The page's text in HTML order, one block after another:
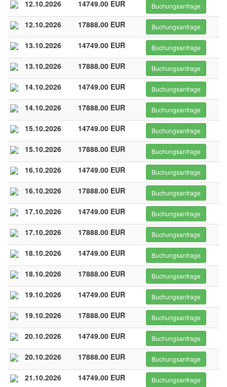
12.10.2026 14749.00 EUR Buchungsanfrage
12.10.2026 17888.00 EUR Buchungsanfrage
13.10.2026 14749.00 EUR Buchungsanfrage
13.10.2026 17888.00 EUR Buchungsanfrage
14.10.2026 14749.00 EUR Buchungsanfrage
14.10.2026 17888.00 EUR Buchungsanfrage
15.10.2026 14749.00 EUR Buchungsanfrage
15.10.2026 17888.00 EUR Buchungsanfrage
16.10.2026 14749.00 EUR Buchungsanfrage
16.10.2026 17888.00 EUR Buchungsanfrage
17.10.2026 14749.00 EUR Buchungsanfrage
17.10.2026 17888.00 EUR Buchungsanfrage
18.10.2026 14749.00 EUR Buchungsanfrage
18.10.2026 17888.00 EUR Buchungsanfrage
19.10.2026 14749.00 EUR Buchungsanfrage
19.10.2026 17888.00 EUR Buchungsanfrage
20.10.2026 14749.00 EUR Buchungsanfrage
20.10.2026 17888.00 EUR Buchungsanfrage
21.10.2026 14749.00 EUR Buchungsanfrage